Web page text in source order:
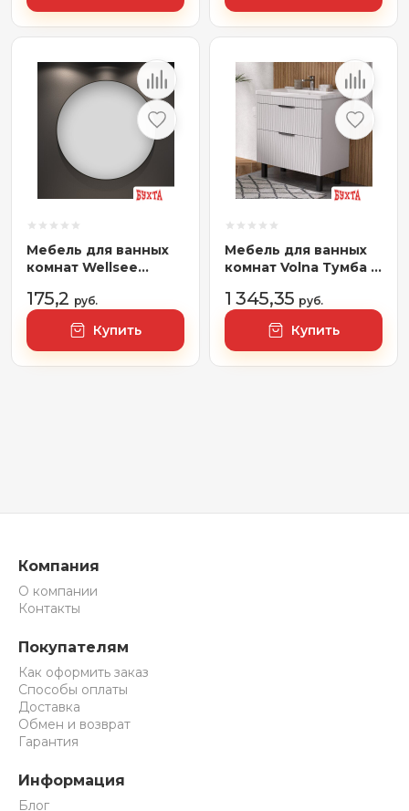
Мебель для ванных
комнат Wellsee
Spectrum 172200070,
85 х 85 см
175,2 руб.
Купить
Мебель для ванных
комнат Volna Тумба с
80.2Y Миранда +
Миранда 80
(напольная)
1 345,35 руб.
Купить
Компания
О компании
Контакты
Покупателям
Как оформить заказ
Способы оплаты
Доставка
Обмен и возврат
Гарантия
Информация
Блог